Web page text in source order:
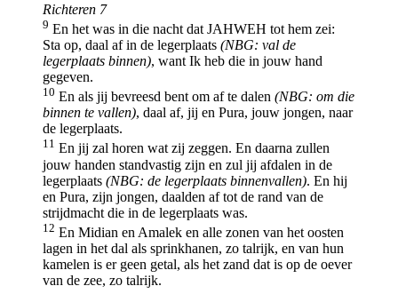
Richteren 7
9 En het was in die nacht dat JAHWEH tot hem zei:
Sta op, daal af in de legerplaats (NBG: val de
legerplaats binnen), want Ik heb die in jouw hand
gegeven.
10 En als jij bevreesd bent om af te dalen (NBG: om die
binnen te vallen), daal af, jij en Pura, jouw jongen, naar
de legerplaats.
11 En jij zal horen wat zij zeggen. En daarna zullen
jouw handen standvastig zijn en zul jij afdalen in de
legerplaats (NBG: de legerplaats binnenvallen). En hij
en Pura, zijn jongen, daalden af tot de rand van de
strijdmacht die in de legerplaats was.
12 En Midian en Amalek en alle zonen van het oosten
lagen in het dal als sprinkhanen, zo talrijk, en van hun
kamelen is er geen getal, als het zand dat is op de oever
van de zee, zo talrijk.